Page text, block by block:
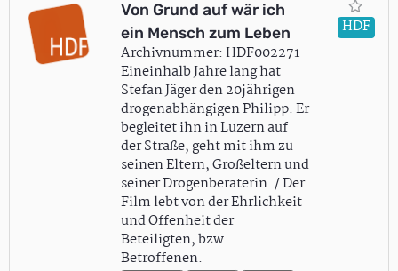
Von Grund auf wär ich
ein Mensch zum Leben
Archivnummer: HDF002271
Eineinhalb Jahre lang hat
Stefan Jäger den 20jährigen
drogenabhängigen Philipp. Er
begleitet ihn in Luzern auf
der Straße, geht mit ihm zu
seinen Eltern, Großeltern und
seiner Drogenberaterin. / Der
Film lebt von der Ehrlichkeit
und Offenheit der
Beteiligten, bzw.
Betroffenen.
HDF